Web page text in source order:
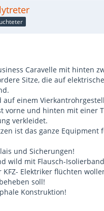
Caravelle mit hinten
Sitze, die auf
auf einem
vorne und hinten mit einer
verkleidet.
ist das ganze Equipment
und Sicherungen!
wild mit Flausch-
KFZ- Elektriker flüchten
soll!
Konstruktion!